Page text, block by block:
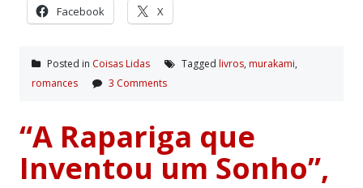
Facebook X
Posted in Coisas Lidas Tagged livros, murakami,
romances
3 Comments
“A Rapariga que
Inventou um Sonho”,